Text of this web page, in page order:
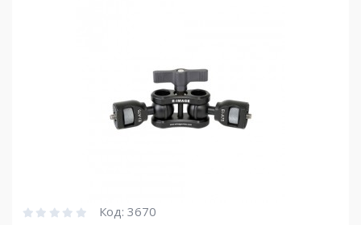
Код: 3670